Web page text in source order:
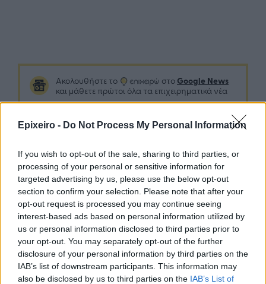
Epixeiro - Do Not Process My Personal Information
If you wish to opt-out of the sale, sharing to third parties, or
processing of your personal or sensitive information for
targeted advertising by us, please use the below opt-out
section to confirm your selection. Please note that after your
opt-out request is processed you may continue seeing
interest-based ads based on personal information utilized by
us or personal information disclosed to third parties prior to
your opt-out. You may separately opt-out of the further
disclosure of your personal information by third parties on the
IAB’s list of downstream participants. This information may
also be disclosed by us to third parties on the IAB’s List of
Ακολουθήστε το στο Google News
και μάθετε πρώτοι όλα τα επιχειρηματικά νέα
από την Ελλάδα και τον κόσμο στο
Σχολιάστε
0 σχόλια| Κάνε click για να σχολιάσεις